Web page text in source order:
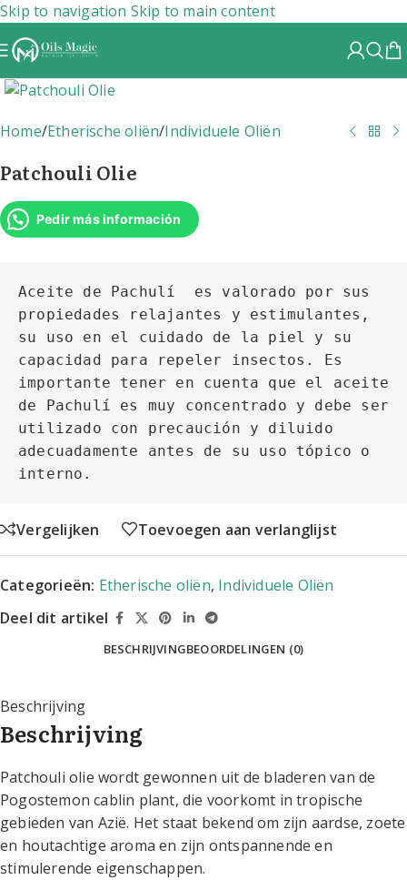
Skip to navigation Skip to main content
Home/Etherische oliën/Individuele Oliën
Patchouli Olie
Pedir más información
Aceite de Pachulí  es valorado por sus
propiedades relajantes y estimulantes,
su uso en el cuidado de la piel y su
capacidad para repeler insectos. Es
importante tener en cuenta que el aceite
de Pachulí es muy concentrado y debe ser
utilizado con precaución y diluido
adecuadamente antes de su uso tópico o
interno.
Vergelijken Toevoegen aan verlanglijst
Categorieën: Etherische oliën, Individuele Oliën
Deel dit artikel
BESCHRIJVINGBEOORDELINGEN (0)
Beschrijving
Beschrijving
Patchouli olie wordt gewonnen uit de bladeren van de
Pogostemon cablin plant, die voorkomt in tropische
gebieden van Azië. Het staat bekend om zijn aardse, zoete
en houtachtige aroma en zijn ontspannende en
stimulerende eigenschappen.